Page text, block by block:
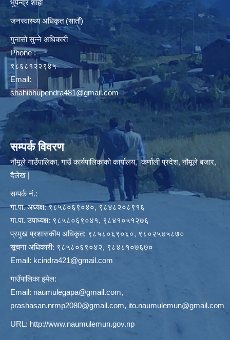
भुपेन्द्र शाही
जनस्वास्थ्य अधिकृत (सातौं)
गुनासो सुन्ने अधिकारी
Phone :
९८६८१२२९४५
Email:
shahibhupendra481@gmail.com
सम्पर्क विवरण
नौमूले गाउँपालिका, गाउँ कार्यपालिकाको कार्यालय, कर्णाली प्रदेश, नौमूले बजार,
दैलेख |
सम्पर्क नं.:
गा.पा. अध्यक्ष: ९८५८०६९०४०, ९८४८२०८९१६
गा.पा. उपाध्यक्ष: ९८५८०६९०४१, ९८४१०५१२७६
प्रमुख प्रशासकीय अधिकृत: ९८५८०६९०६०, ९८०२५४५८७०
सूचना अधिकारी: ९८५८०६९०४२, ९८४८१०७६७०
Email: kcindra421@gmail.com
गाउँपालिका इमेल:
Email: naumulegapa@gmail.com,
prashasan.nrmp2080@gmail.com, ito.naumulemun@gmail.com
URL: http://www.naumulemun.gov.np